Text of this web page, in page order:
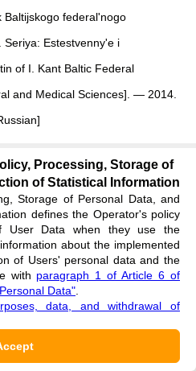
Baltijskogo federal'nogo
Estestvenny'e i
of I. Kant Baltic Federal
and Medical Sciences] . — 2014.
But the reviewer or the author of
a review of this article in the
be provided to the competent
Processing, Storage of
of Statistical Information
Storage of Personal Data, and
defines the Operator's policy
User Data when they use the
about the implemented
of Users' personal data and the
with paragraph 1 of Article 6 of
Data"
data, and withdrawal of